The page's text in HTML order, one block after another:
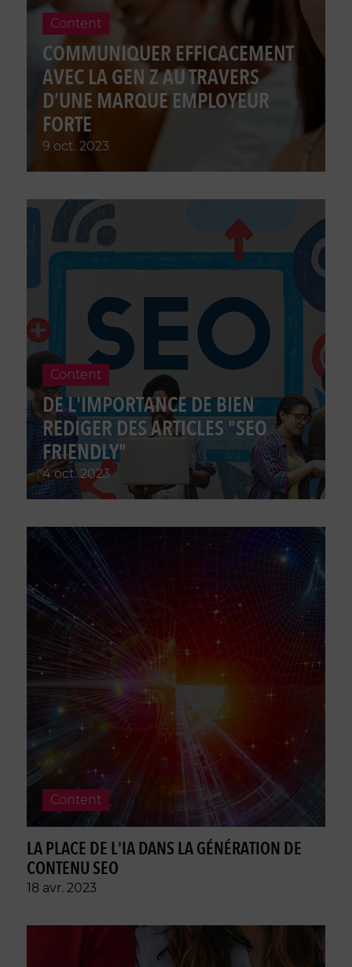
Content
COMMUNIQUER EFFICACEMENT
AVEC LA GEN Z AU TRAVERS
D’UNE MARQUE EMPLOYEUR
FORTE
9 oct. 2023
Content
DE L'IMPORTANCE DE BIEN
REDIGER DES ARTICLES "SEO
FRIENDLY"
4 oct. 2023
Content
LA PLACE DE L'IA DANS LA GÉNÉRATION DE
CONTENU SEO
18 avr. 2023